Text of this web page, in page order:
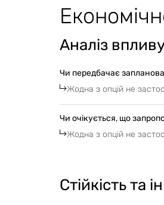
Аналіз
Чи передбачає
Жодна з опцій не
Чи очікується, що
Жодна з опцій не
Стійкість та